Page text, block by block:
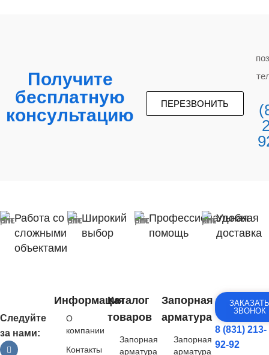
Получите
бесплатную
консультацию
ПЕРЕЗВОНИТЬ
Работа со
сложными
объектами
Широкий
выбор
Профессиональная
помощь
Удобная
доставка
Следуйте
за нами:
Информация
О
компании
Контакты
Каталог
товаров
Запорная
арматура
Запорная
арматура
Запорная
арматура
ЗВОНОК
8 (831) 213-
92-92